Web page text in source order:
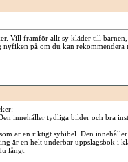
Vill framför allt sy kläder till
på om du kan rekommendera
innehåller tydliga bilder och bra
är en riktigt sybibel. Den
är en helt underbar uppslagsbok i
långt.